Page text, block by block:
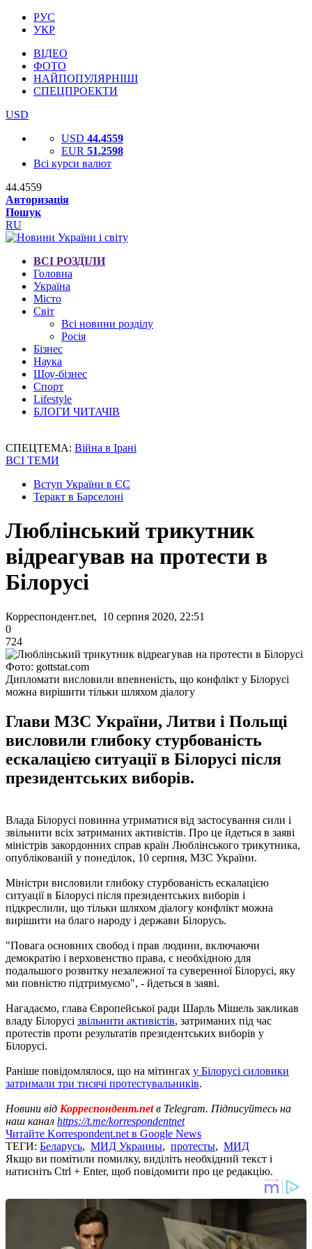
РУС
УКР
ВІДЕО
ФОТО
НАЙПОПУЛЯРНІШІ
СПЕЦПРОЕКТИ
USD
USD 44.4559
EUR 51.2598
Всі курси валют
44.4559
Авторизація
Пошук
RU
ВСІ РОЗДІЛИ
Головна
Україна
Місто
Світ
Всі новини розділу
Росія
Бізнес
Наука
Шоу-бізнес
Спорт
Lifestyle
БЛОГИ ЧИТАЧІВ
СПЕЦТЕМА: Війна в Ірані
ВСІ ТЕМИ
Вступ України в ЄС
Теракт в Барселоні
Люблінський трикутник
відреагував на протести в
Білорусі
Корреспондент.net, 10 серпня 2020, 22:51
0
724
Фото: gottstat.com
Дипломати висловили впевненість, що конфлікт у Білорусі
можна вирішити тільки шляхом діалогу
Глави МЗС України, Литви і Польщі
висловили глибоку стурбованість
ескалацією ситуації в Білорусі після
президентських виборів.
Влада Білорусі повинна утриматися від застосування сили і
звільнити всіх затриманих активістів. Про це йдеться в заяві
міністрів закордонних справ країн Люблінського трикутника,
опублікованій у понеділок, 10 серпня, МЗС України.
Міністри висловили глибоку стурбованість ескалацією
ситуації в Білорусі після президентських виборів і
підкреслили, що тільки шляхом діалогу конфлікт можна
вирішити на благо народу і держави Білорусь.
"Повага основних свобод і прав людини, включаючи
демократію і верховенство права, є необхідною для
подальшого розвитку незалежної та суверенної Білорусі, яку
ми повністю підтримуємо", - йдеться в заяві.
Нагадаємо, глава Європейської ради Шарль Мішель закликав
владу Білорусі звільнити активістів, затриманих під час
протестів проти результатів президентських виборів у
Білорусі.
Раніше повідомлялося, що на мітингах у Білорусі силовики
затримали три тисячі протестувальників.
Новини від Корреспондент.net в Telegram. Підписуйтесь на
наш канал https://t.me/korrespondentnet
Читайте Korrespondent.net в Google News
ТЕГИ: Беларусь, МИД Украины, протесты, МИД
Якщо ви помітили помилку, виділіть необхідний текст і
натисніть Ctrl + Enter, щоб повідомити про це редакцію.